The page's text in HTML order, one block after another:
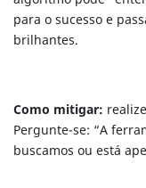
para o sucesso e
brilhantes.
Como mitigar:
Pergunte-se: “A
buscamos ou está